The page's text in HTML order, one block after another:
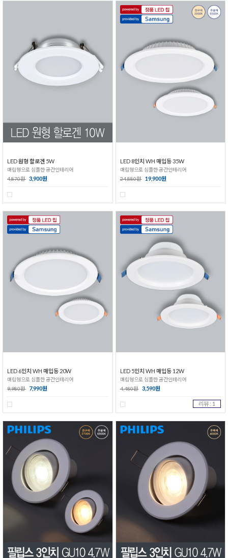
LED 원형 할로겐 5W
매립형으로 심플한 공간인테리어
4,870원 3,900원
LED 8인치 WH 매입등 35W
매립형으로 심플한 공간인테리어
24,880원 19,900원
LED 6인치 WH 매입등 20W
매립형으로 심플한 공간인테리어
9,980원 7,990원
LED 5인치 WH 매입등 12W
매립형으로 심플한 공간인테리어
4,480원 3,590원
리뷰 : 1